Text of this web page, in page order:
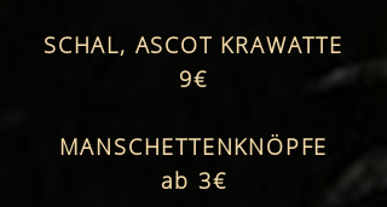
SCHAL, ASCOT KRAWATTE
9€
MANSCHETTENKNÖPFE
ab 3€